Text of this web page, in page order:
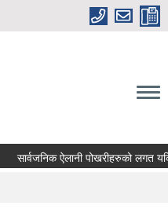
सार्वजनिक ऐलानी पोखरीहरुको लगत